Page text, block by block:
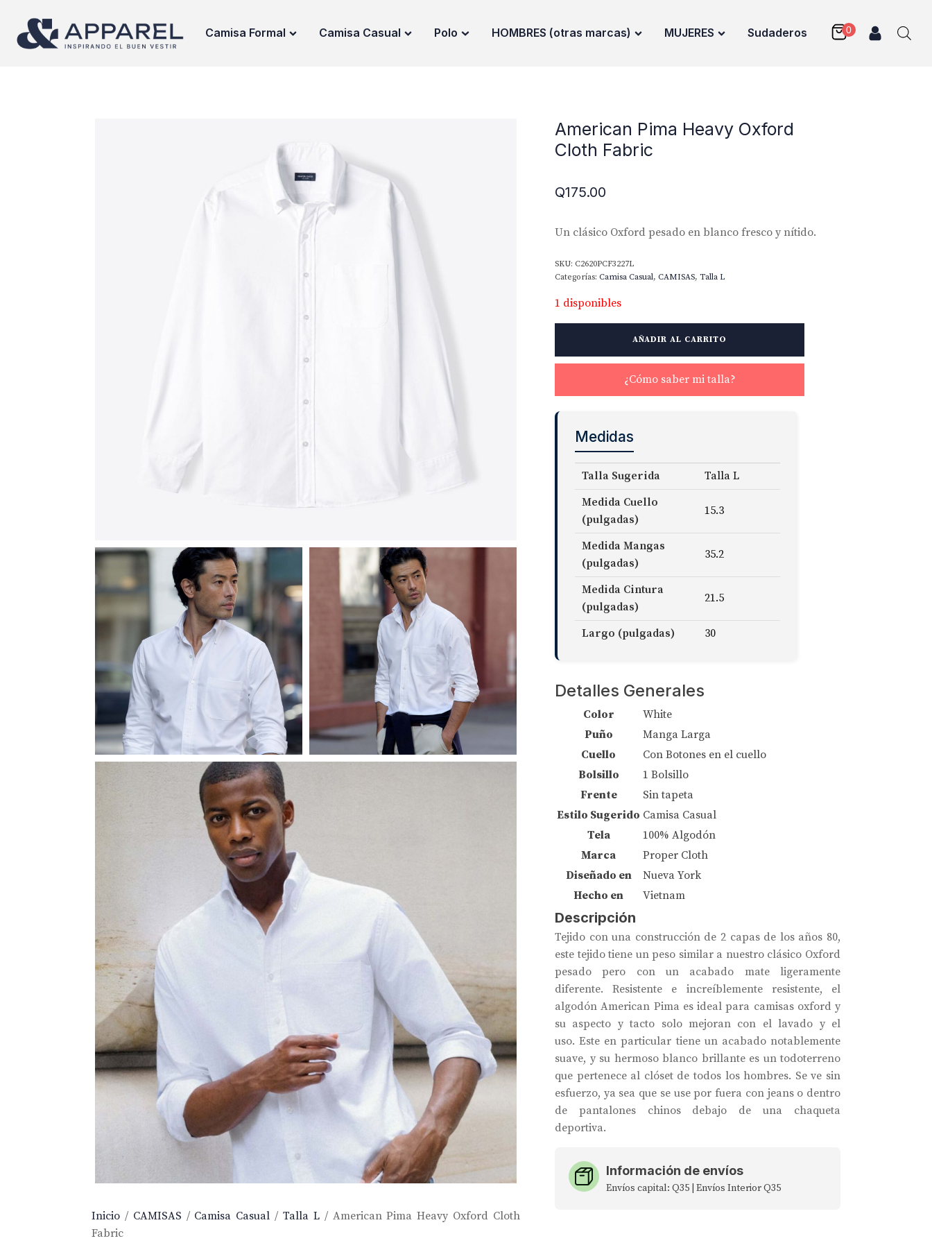
Camisa Formal Camisa Casual Polo HOMBRES (otras marcas) MUJERES Sudaderos
Inicio / CAMISAS / Camisa Casual /Talla L/ American Pima Heavy Oxford Cloth
Fabric
American Pima Heavy Oxford
Cloth Fabric
Q175.00
Un clásico Oxford pesado en blanco fresco y nítido.
SKU: C2620PCF3227L
Categorías: Camisa Casual, CAMISAS, Talla L
1 disponibles
Heavy
cantidad
AÑADIR AL CARRITO
¿Cómo saber mi talla?
Medidas
Talla Sugerida
Talla L
Medida Cuello
(pulgadas)
15.3
Medida Mangas
(pulgadas)
35.2
Medida Cintura
(pulgadas)
21.5
Largo (pulgadas) 30
Detalles Generales
Color
White
Puño
Manga Larga
Cuello
Con Botones en el cuello
Bolsillo
1 Bolsillo
Frente
Sin tapeta
Estilo Sugerido Camisa Casual
Tela
100% Algodón
Marca
Proper Cloth
Diseñado en
Nueva York
Hecho en
Vietnam
Descripción
Tejido con una construcción de 2 capas de los años 80,
este tejido tiene un peso similar a nuestro clásico Oxford
pesado pero con un acabado mate ligeramente
diferente. Resistente e increíblemente resistente, el
algodón American Pima es ideal para camisas oxford y
su aspecto y tacto solo mejoran con el lavado y el
uso. Este en particular tiene un acabado notablemente
suave, y su hermoso blanco brillante es un todoterreno
que pertenece al clóset de todos los hombres. Se ve sin
esfuerzo, ya sea que se use por fuera con jeans o dentro
de pantalones chinos debajo de una chaqueta
deportiva.
Información de envíos
Envíos capital: Q35 | Envíos Interior Q35